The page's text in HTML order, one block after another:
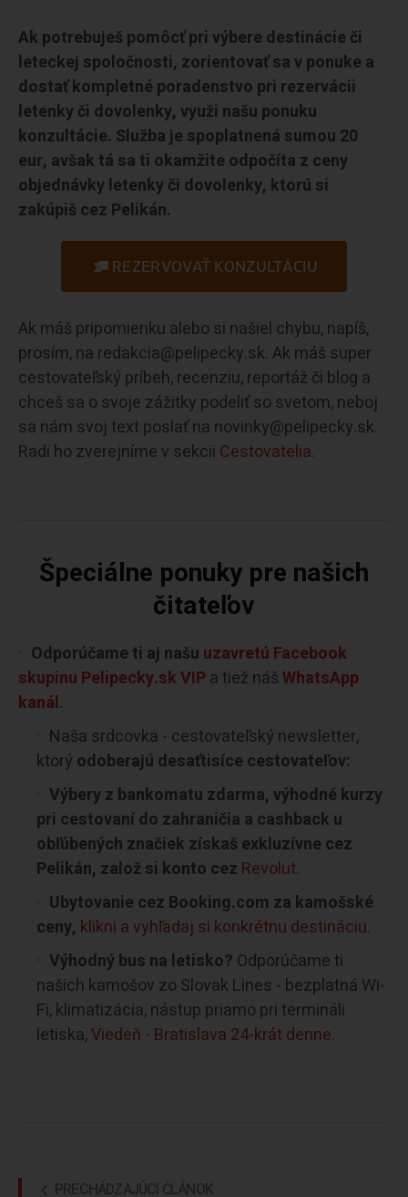
Ak potrebuješ pomôcť pri výbere destinácie či
leteckej spoločnosti, zorientovať sa v ponuke a
dostať kompletné poradenstvo pri rezervácii
letenky či dovolenky, využi našu ponuku
konzultácie. Služba je spoplatnená sumou 20
eur, avšak tá sa ti okamžite odpočíta z ceny
objednávky letenky či dovolenky, ktorú si
zakúpiš cez Pelikán.
REZERVOVAŤ KONZULTÁCIU
Ak máš pripomienku alebo si našiel chybu, napíš,
prosím, na redakcia@pelipecky.sk. Ak máš super
cestovateľský príbeh, recenziu, reportáž či blog a
chceš sa o svoje zážitky podeliť so svetom, neboj
sa nám svoj text poslať na novinky@pelipecky.sk.
Radi ho zverejníme v sekcii Cestovatelia.
Špeciálne ponuky pre našich
čitateľov
Odporúčame ti aj našu uzavretú Facebook
skupinu Pelipecky.sk VIP a tiež nášWhatsApp
kanál.
Naša srdcovka - cestovateľský newsletter,
ktorý odoberajú desaťtisíce cestovateľov:
Výbery z bankomatu zdarma, výhodné kurzy
pri cestovaní do zahraničia a cashback u
obľúbených značiek získaš exkluzívne cez
Pelikán, založ si konto cez Revolut.
Ubytovanie cez Booking.com za kamošské
ceny, klikni a vyhľadaj si konkrétnu destináciu.
Výhodný bus na letisko? Odporúčame ti
našich kamošov zo Slovak Lines - bezplatná Wi-
Fi, klimatizácia, nástup priamo pri termináli
letiska,Viedeň - Bratislava 24-krát denne.
PRECHÁDZAJÚCI ČLÁNOK